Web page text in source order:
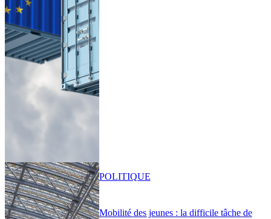
Mobilité des jeunes : la difficile tâche de
POLITIQUE